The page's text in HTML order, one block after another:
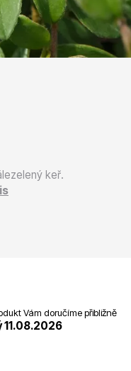
v květináčích a
keř.
Vám doručíme přibližně
11.08.2026